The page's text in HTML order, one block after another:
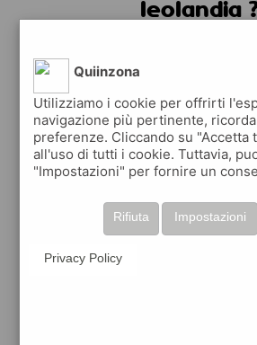
leolandia
Quiinzona
Utilizziamo i cookie per offrirti
navigazione più pertinente,
preferenze. Cliccando su "Accetta
all'uso di tutti i cookie. Tuttavia,
"Impostazioni" per fornire un
Impostazioni
Rifiuta
Privacy Policy